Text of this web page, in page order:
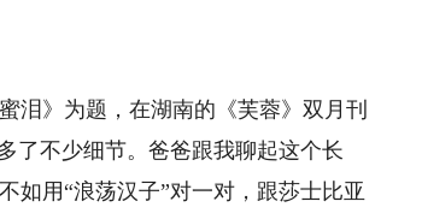
》为题，在湖南的《芙蓉》双月刊
了不少细节。爸爸跟我聊起这个长
如用“浪荡汉子”对一对，跟莎士比亚